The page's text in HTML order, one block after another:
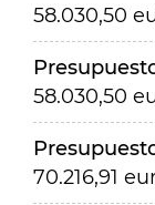
58.030,50
58.030,50
70.216,91